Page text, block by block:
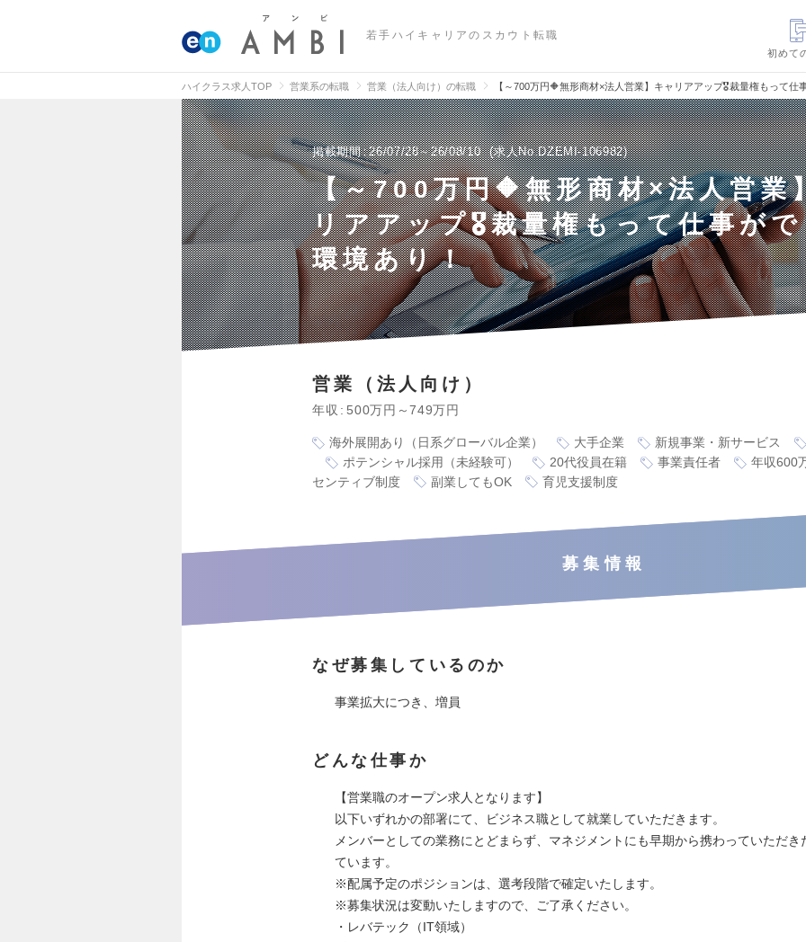
若手ハイキャリアのスカウト転職
初めて
ハイクラス求人TOP 営業系の転職 営業（法人向け）の転職 【～700万円🔶無形商材×法人営業】キャリアアップ🎖️裁量権もって仕
掲載期間 26/07/28～26/08/10 求人No.DZEMI-106982
【～700万円🔶無形商材×法人営業
リアアップ🎖️裁量権もって仕事が
環境あり！
営業（法人向け）
年収 500万円～749万円
海外展開あり（日系グローバル企業） 大手企業
新規事業・新サービス
ポテンシャル採用（未経験可）
20代役員在籍 事業責任者
年収600
センティブ制度
副業してもOK 育児支援制度
募集情報
なぜ募集しているのか
事業拡大につき、増員
どんな仕事か
【営業職のオープン求人となります】
以下いずれかの部署にて、ビジネス職として就業していただきます。
メンバーとしての業務にとどまらず、マネジメントにも早期から携わっていただき
ています。
※配属予定のポジションは、選考段階で確定いたします。
※募集状況は変動いたしますので、ご了承ください。
・レバテック（IT領域）